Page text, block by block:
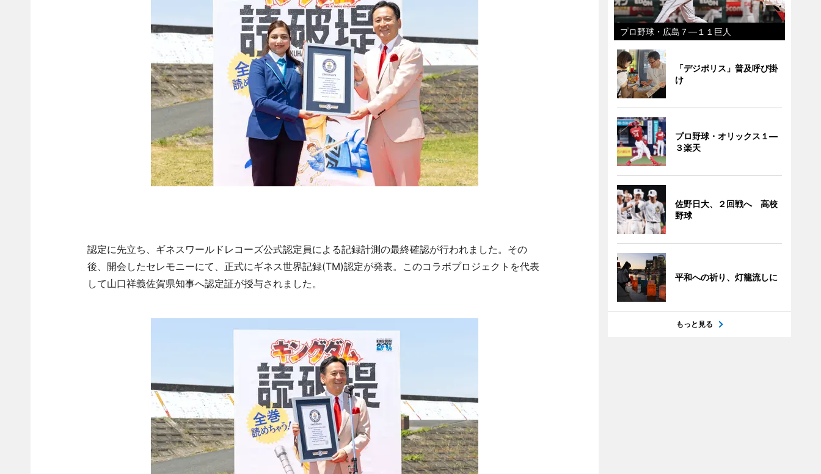
認定に先立ち、ギネスワールドレコーズ公式認定員による記録計測の最終確認が行われました。その
後、開会したセレモニーにて、正式にギネス世界記録(TM)認定が発表。このコラボプロジェクトを代表
して山口祥義佐賀県知事へ認定証が授与されました。
プロ野球・広島７―１１巨人
「デジポリス」普及呼び掛
け
プロ野球・オリックス１―
３楽天
佐野日大、２回戦へ 高校
野球
平和への祈り、灯籠流しに
もっと見る